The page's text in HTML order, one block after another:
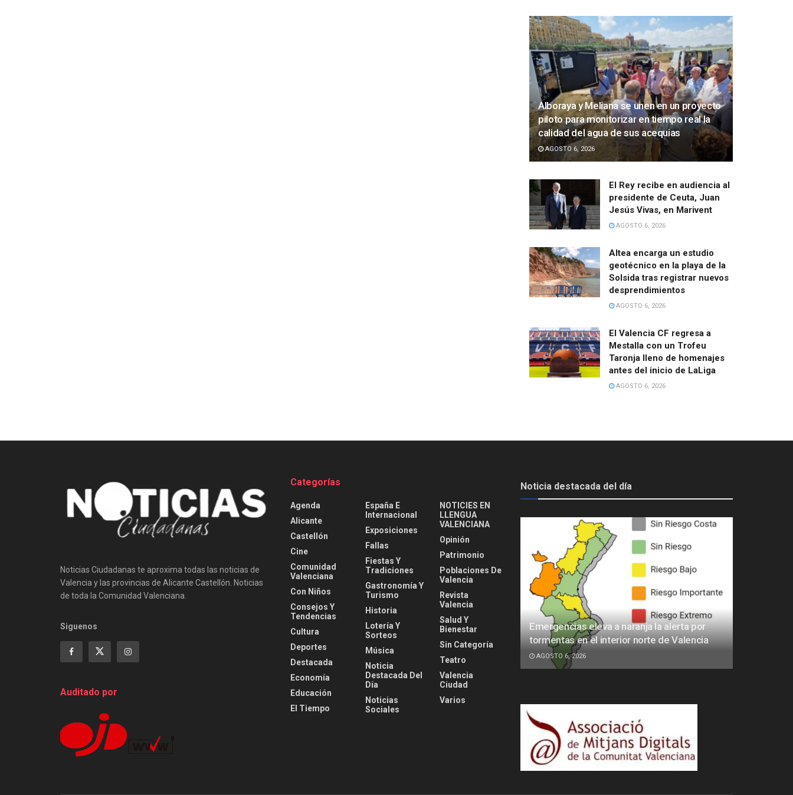
Alboraya y Meliana se unen en un proyecto
piloto para monitorizar en tiempo real la
calidad del agua de sus acequias
AGOSTO 6, 2026
El Rey recibe en audiencia al
presidente de Ceuta, Juan
Jesús Vivas, en Marivent
AGOSTO 6, 2026
Altea encarga un estudio
geotécnico en la playa de la
Solsida tras registrar nuevos
desprendimientos
AGOSTO 6, 2026
El Valencia CF regresa a
Mestalla con un Trofeu
Taronja lleno de homenajes
antes del inicio de LaLiga
AGOSTO 6, 2026
Noticias Ciudadanas te aproxima todas las noticias de
Valencia y las provincias de Alicante Castellón. Noticias
de toda la Comunidad Valenciana.
Siguenos
Auditado por
Categorías
Agenda
Alicante
Castellón
Cine
Comunidad
Valenciana
Con Niños
Consejos Y
Tendencias
Cultura
Deportes
Destacada
Economía
Educación
El Tiempo
España E
Internacional
Exposiciones
Fallas
Fiestas Y
Tradiciones
Gastronomía Y
Turismo
Historia
Lotería Y
Sorteos
Música
Noticia
Destacada Del
Día
Noticias
Sociales
NOTICIES EN
LLENGUA
VALENCIANA
Opinión
Patrimonio
Poblaciones De
Valencia
Revista
Valencia
Salud Y
Bienestar
Sin Categoría
Teatro
Valencia
Ciudad
Varios
Noticia destacada del día
Emergencias eleva a naranja la alerta por
tormentas en el interior norte de Valencia
AGOSTO 6, 2026